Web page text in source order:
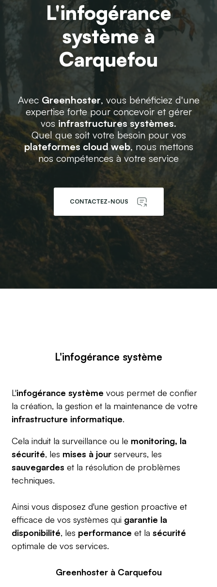
L'infogérance
système à
Carquefou
Avec Greenhoster, vous bénéficiez d'une
expertise forte pour concevoir et gérer
vos infrastructures systèmes.
Quel que soit votre besoin pour vos
plateformes cloud web, nous mettons
nos compétences à votre service
CONTACTEZ-NOUS
L'infogérance système
L'infogérance système vous permet de confier
la création, la gestion et la maintenance de votre
infrastructure informatique.
Cela induit la surveillance ou le monitoring, la
sécurité, les mises à jour serveurs, les
sauvegardes et la résolution de problèmes
techniques.
Ainsi vous disposez d'une gestion proactive et
efficace de vos systèmes qui garantie la
disponibilité, les performance et la sécurité
optimale de vos services.
Greenhoster à Carquefou